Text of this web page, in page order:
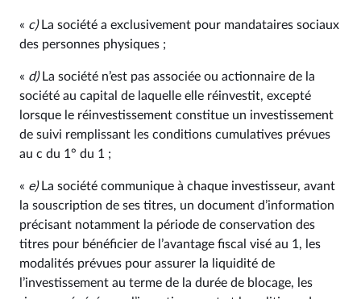
« c)La société a exclusivement pour mandataires sociaux
des personnes physiques ;
« d)La société n’est pas associée ou actionnaire de la
société au capital de laquelle elle réinvestit, excepté
lorsque le réinvestissement constitue un investissement
de suivi remplissant les conditions cumulatives prévues
au c du 1° du 1 ;
« e)La société communique à chaque investisseur, avant
la souscription de ses titres, un document d’information
précisant notamment la période de conservation des
titres pour bénéficier de l’avantage fiscal visé au 1, les
modalités prévues pour assurer la liquidité de
l’investissement au terme de la durée de blocage, les